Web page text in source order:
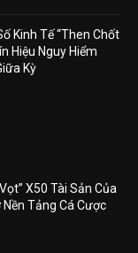
Kinh Tế “Then Chốt
Hiệu Nguy Hiểm
Kỳ
X50 Tài Sản Của
Tảng Cá Cược